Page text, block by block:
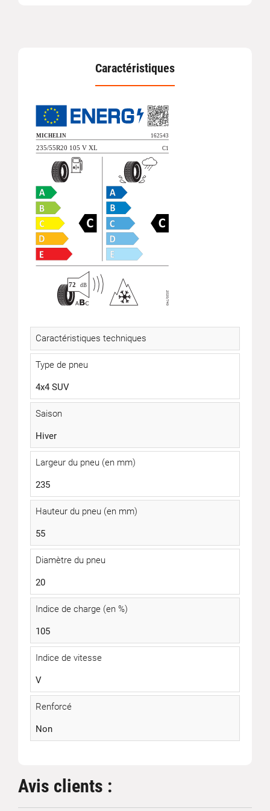
Caractéristiques
Caractéristiques techniques
Type de pneu
4x4 SUV
Saison
Hiver
Largeur du pneu (en mm)
235
Hauteur du pneu (en mm)
55
Diamètre du pneu
20
Indice de charge (en %)
105
Indice de vitesse
V
Renforcé
Non
Avis clients :